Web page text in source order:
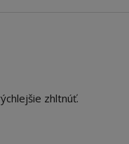
zhltnúť.